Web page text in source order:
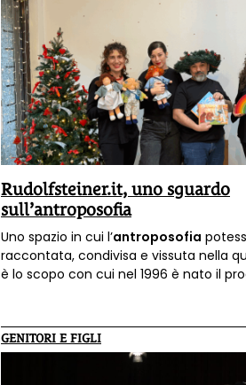
Rudolfsteiner.it, uno sguardo
sull’antroposofia
Uno spazio in cui l’antroposofia
raccontata, condivisa e vissuta nella
è lo scopo con cui nel 1996 è nato il
GENITORI E FIGLI